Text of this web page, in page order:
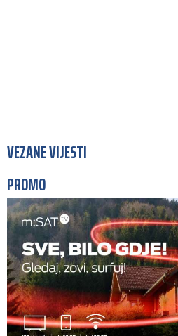
VEZANE VIJESTI
PROMO